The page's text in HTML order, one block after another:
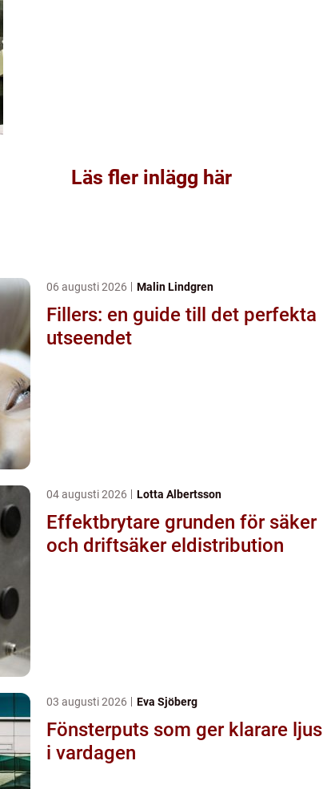
Läs fler inlägg här
06 augusti 2026 Malin Lindgren
Fillers: en guide till det perfekta
utseendet
04 augusti 2026 Lotta Albertsson
Effektbrytare grunden för säker
och driftsäker eldistribution
03 augusti 2026 Eva Sjöberg
Fönsterputs som ger klarare ljus
i vardagen